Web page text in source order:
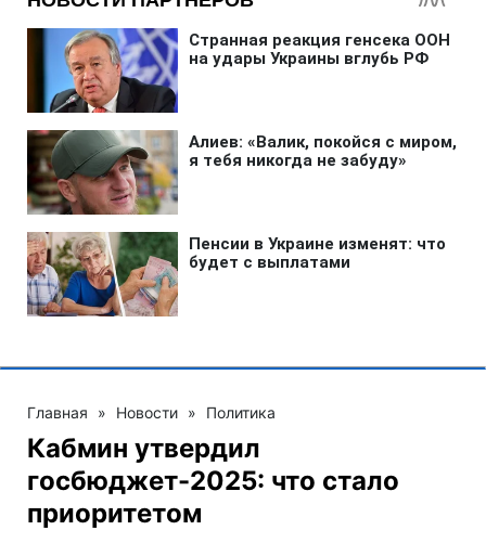
Главная » Новости » Политика
Кабмин утвердил
госбюджет-2025: что стало
приоритетом